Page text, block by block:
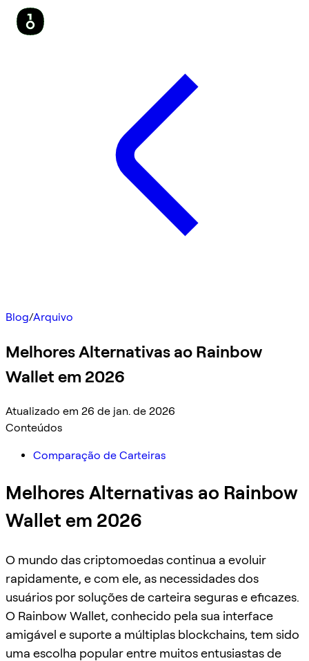
Blog/Arquivo
Melhores Alternativas ao Rainbow
Wallet em 2026
Atualizado em 26 de jan. de 2026
Conteúdos
Comparação de Carteiras
Melhores Alternativas ao Rainbow
Wallet em 2026
O mundo das criptomoedas continua a evoluir
rapidamente, e com ele, as necessidades dos
usuários por soluções de carteira seguras e eficazes.
O Rainbow Wallet, conhecido pela sua interface
amigável e suporte a múltiplas blockchains, tem sido
uma escolha popular entre muitos entusiastas de